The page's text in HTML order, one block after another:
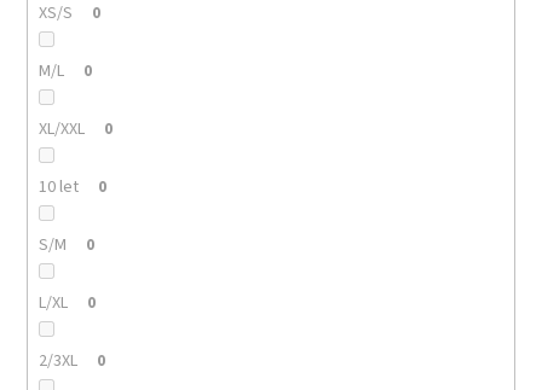
XS/S 0
M/L 0
XL/XXL 0
10 let 0
S/M 0
L/XL 0
2/3XL 0